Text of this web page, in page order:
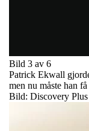
Bild 3 av 6
Patrick Ekwall
men nu måste han
Bild: Discovery Plus